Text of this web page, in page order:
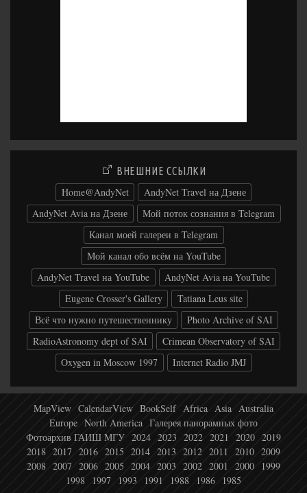
ВНЕШНИЕ ССЫЛКИ
Home@AndyNet
AndyNet Travel на Дзене
AndyNet Avia на Дзене
Мой поток сознания в Telegram
Канал моей галереи в Telegram
Мой канал обо всём на YouTube
AndyNet Travel на YouTube
AndyNet Avia на YouTube
Eugene Crosser's Gallery
Tatiana Leus site
Всё что нужно путешественнику
Photo Archive of SAI
RadioAstronomy dept of SAI
Crimean Observatory of SAI
Oxygen in Moscow 1997
Internet Radio JMJ
MapView CalendarView BookSelf Africa Asia Australia
Europe North America Галерея панорамных фото
Фотоархив ГАИШ МГУ 2024 2023 2022 2021 2020 2019
2018 2017 2016 2015 2014 2013 2012 2011 2010 2009
2008 2007 2006 2005 2004 2003 2002 2001 2000
1999
1998
1997 1993 1991 1988 1986 1985